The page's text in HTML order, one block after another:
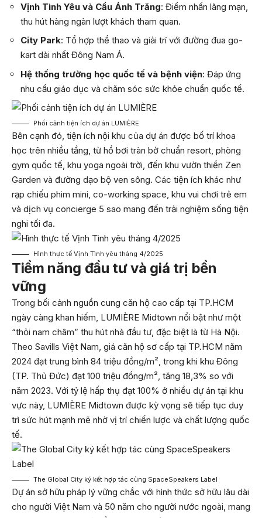
Vịnh Tình Yêu và Cầu Ánh Trăng: Điểm nhấn lãng mạn,
thu hút hàng ngàn lượt khách tham quan.
City Park: Tổ hợp thể thao và giải trí với đường đua go-
kart dài nhất Đông Nam Á.
Hệ thống trường học quốc tế và bệnh viện: Đáp ứng
nhu cầu giáo dục và chăm sóc sức khỏe chuẩn quốc tế.
Phối cảnh tiện ích dự án LUMIÈRE
Bên cạnh đó, tiện ích nội khu của dự án được bố trí khoa
học trên nhiều tầng, từ hồ bơi tràn bờ chuẩn resort, phòng
gym quốc tế, khu yoga ngoài trời, đến khu vườn thiền Zen
Garden và đường dạo bộ ven sông. Các tiện ích khác như
rạp chiếu phim mini, co-working space, khu vui chơi trẻ em
và dịch vụ concierge 5 sao mang đến trải nghiệm sống tiện
nghi tối đa.
Hình thực tế Vịnh Tình yêu tháng 4/2025
Tiềm năng đầu tư và giá trị bền
vững
Trong bối cảnh nguồn cung căn hộ cao cấp tại TP.HCM
ngày càng khan hiếm, LUMIÈRE Midtown nổi bật như một
“thỏi nam châm” thu hút nhà đầu tư, đặc biệt là từ Hà Nội.
Theo Savills Việt Nam, giá căn hộ sơ cấp tại TP.HCM năm
2024 đạt trung bình 84 triệu đồng/m², trong khi khu Đông
(TP. Thủ Đức) đạt 100 triệu đồng/m², tăng 18,3% so với
năm 2023. Với tỷ lệ hấp thụ đạt 100% ở nhiều dự án tại khu
vực này, LUMIÈRE Midtown được kỳ vọng sẽ tiếp tục duy
trì sức hút mạnh mẽ nhờ vị trí chiến lược và chất lượng quốc
tế.
The Global City ký kết hợp tác cùng SpaceSpeakers Label
Dự án sở hữu pháp lý vững chắc với hình thức sở hữu lâu dài
cho người Việt Nam và 50 năm cho người nước ngoài, mang